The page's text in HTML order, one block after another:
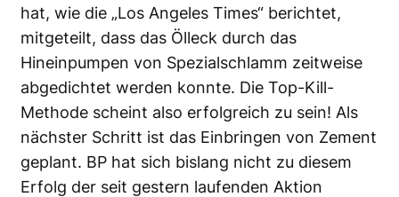
hat, wie die „Los Angeles Times“ berichtet,
mitgeteilt, dass das Ölleck durch das
Hineinpumpen von Spezialschlamm zeitweise
abgedichtet werden konnte. Die Top-Kill-
Methode scheint also erfolgreich zu sein! Als
nächster Schritt ist das Einbringen von Zement
geplant. BP hat sich bislang nicht zu diesem
Erfolg der seit gestern laufenden Aktion